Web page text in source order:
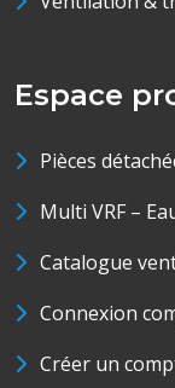
Espace
Pièces
Multi VRF –
Catalogue
Connexion
Créer un